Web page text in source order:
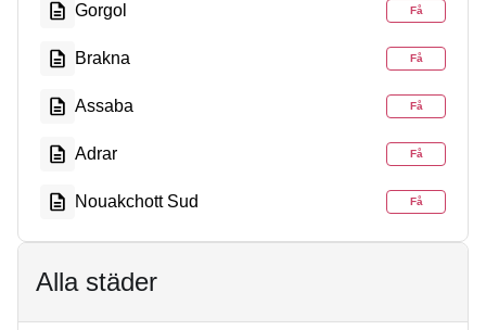
Gorgol Få
Brakna Få
Assaba Få
Adrar Få
Nouakchott Sud Få
Alla städer